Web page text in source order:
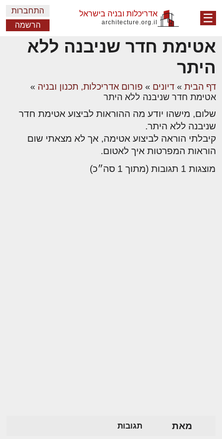
☰ אדריכלות ובניה בישראל
architecture.org.il
התחברות
הרשמה
אטימת חדר שניבנה ללא
היתר
דף הבית » דיונים » פורום אדריכלות, תכנון ובניה »
אטימת חדר שניבנה ללא היתר
שלום, מישהו יודע מה ההוראות לביצוע אטימת חדר
שניבנה ללא היתר.
קיבלתי הוראה לביצוע אטימה, אך לא מצאתי שום
הוראות המפרטות איך לאטום.
מוצגות 1 תגובות (מתוך 1 סה״כ)
מאת תגובות